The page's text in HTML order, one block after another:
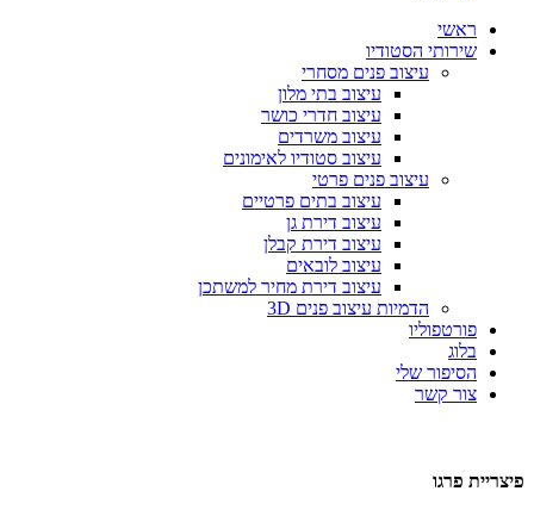
ראשי
שירותי הסטודיו
עיצוב פנים מסחרי
עיצוב בתי מלון
עיצוב חדרי כושר
עיצוב משרדים
עיצוב סטודיו לאימונים
עיצוב פנים פרטי
עיצוב בתים פרטיים
עיצוב דירת גן
עיצוב דירת קבלן
עיצוב לובאים
עיצוב דירת מחיר למשתכן
הדמיות עיצוב פנים 3D
פורטפוליו
בלוג
הסיפור שלי
צור קשר
פיצריית פרגו